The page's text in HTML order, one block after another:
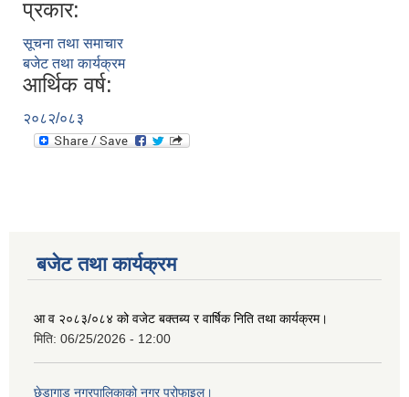
प्रकार:
सूचना तथा समाचार
बजेट तथा कार्यक्रम
आर्थिक वर्ष:
२०८२/०८३
बजेट तथा कार्यक्रम
आ व २०८३/०८४ को वजेट बक्तब्य र वार्षिक निति तथा कार्यक्रम।
मिति: 06/25/2026 - 12:00
छेडागाड नगरपालिकाको नगर प्रोफाइल।